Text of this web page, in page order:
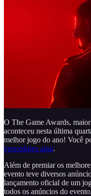
O The Game Awards,
aconteceu nesta última
melhor jogo do ano! Você
vencedores aqui.
Além de premiar os
evento teve diversos
lançamento oficial de um
todos os anúncios do evento.